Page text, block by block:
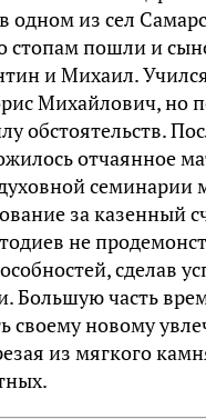
одном из сел
стопам пошли и
и Михаил.
Михайлович, но
обстоятельств.
отчаянное
семинарии
за казенный
не
сделав
Большую часть
своему новому
из мягкого